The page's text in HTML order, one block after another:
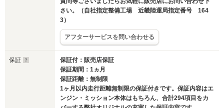
さい。（自社指定整備工場 近畿陸運局指定番号 164
3）
アフターサービスを問い合わせる
保証
保証付：販売店保証
保証期間：1ヵ月
保証距離：無制限
1ヶ月以内走行距離無制限の保証付きです。保証内容はエ
ンジン・ミッション本体はもちろん、合計294項目をカ